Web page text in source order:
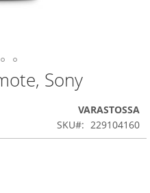
Sony
VARASTOSSA
SKU
229104160